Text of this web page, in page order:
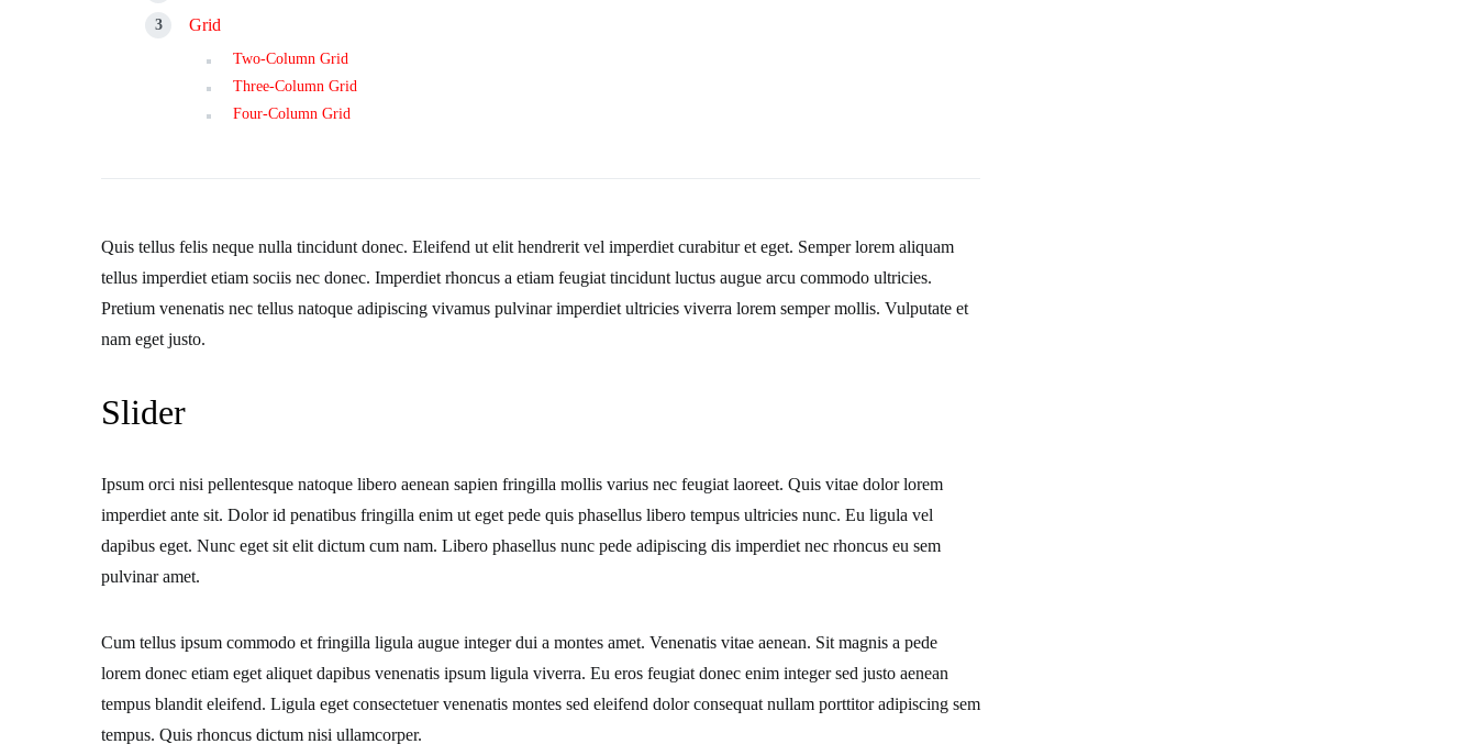
Grid
Two-Column Grid
Three-Column Grid
Four-Column Grid
Quis tellus felis neque nulla tincidunt donec. Eleifend ut elit hendrerit vel imperdiet curabitur et eget. Semper lorem aliquam
tellus imperdiet etiam sociis nec donec. Imperdiet rhoncus a etiam feugiat tincidunt luctus augue arcu commodo ultricies.
Pretium venenatis nec tellus natoque adipiscing vivamus pulvinar imperdiet ultricies viverra lorem semper mollis. Vulputate et
nam eget justo.
Slider
Ipsum orci nisi pellentesque natoque libero aenean sapien fringilla mollis varius nec feugiat laoreet. Quis vitae dolor lorem
imperdiet ante sit. Dolor id penatibus fringilla enim ut eget pede quis phasellus libero tempus ultricies nunc. Eu ligula vel
dapibus eget. Nunc eget sit elit dictum cum nam. Libero phasellus nunc pede adipiscing dis imperdiet nec rhoncus eu sem
pulvinar amet.
Cum tellus ipsum commodo et fringilla ligula augue integer dui a montes amet. Venenatis vitae aenean. Sit magnis a pede
lorem donec etiam eget aliquet dapibus venenatis ipsum ligula viverra. Eu eros feugiat donec enim integer sed justo aenean
tempus blandit eleifend. Ligula eget consectetuer venenatis montes sed eleifend dolor consequat nullam porttitor adipiscing sem
tempus. Quis rhoncus dictum nisi ullamcorper.